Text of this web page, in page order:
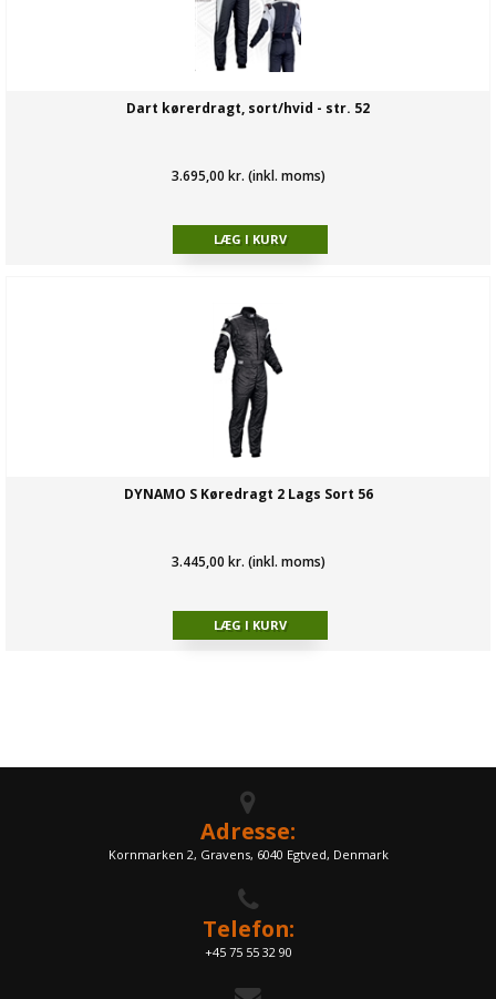
Dart kørerdragt, sort/hvid - str. 52
3.695,00 kr. (inkl. moms)
DYNAMO S Køredragt 2 Lags Sort 56
3.445,00 kr. (inkl. moms)
Adresse:
Kornmarken 2, Gravens, 6040 Egtved, Denmark
Telefon:
+45 75 55 32 90